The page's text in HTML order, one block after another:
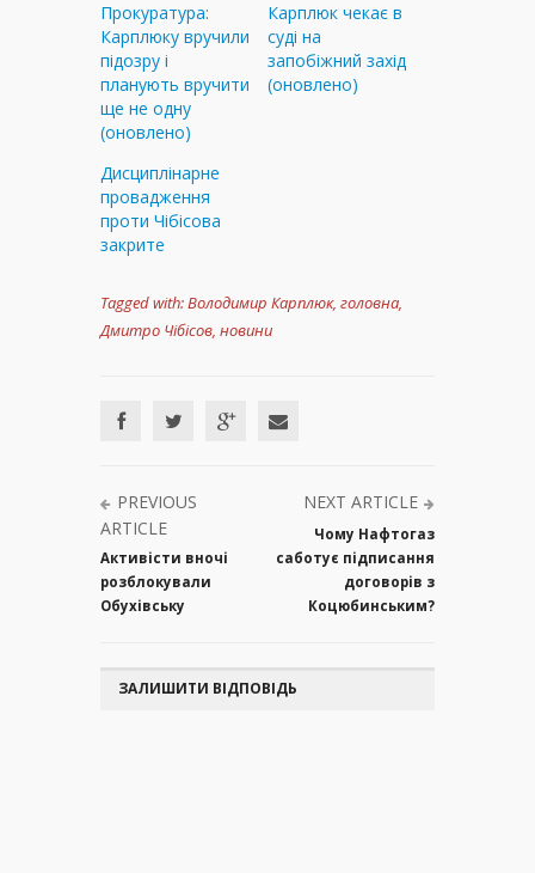
Прокуратура:
Карплюку вручили
підозру і
планують вручити
ще не одну
(оновлено)
Карплюк чекає в
суді на
запобіжний захід
(оновлено)
Дисциплінарне
провадження
проти Чібісова
закрите
Tagged with:Володимир Карплюк, головна,
Дмитро Чібісов, новини
PREVIOUS
ARTICLE
Активісти вночі
розблокували
Обухівську
NEXT ARTICLE
Чому Нафтогаз
саботує підписання
договорів з
Коцюбинським?
ЗАЛИШИТИ ВІДПОВІДЬ